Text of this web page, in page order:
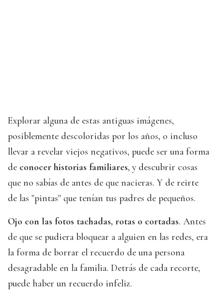
Explorar alguna de estas antiguas imágenes,
posiblemente descoloridas por los años, o incluso
llevar a revelar viejos negativos, puede ser una forma
de conocer historias familiares, y descubrir cosas
que no sabías de antes de que nacieras. Y de reirte
de las "pintas" que tenían tus padres de pequeños.
Ojo con las fotos tachadas, rotas o cortadas. Antes
de que se pudiera bloquear a alguien en las redes, era
la forma de borrar el recuerdo de una persona
desagradable en la familia. Detrás de cada recorte,
puede haber un recuerdo infeliz.